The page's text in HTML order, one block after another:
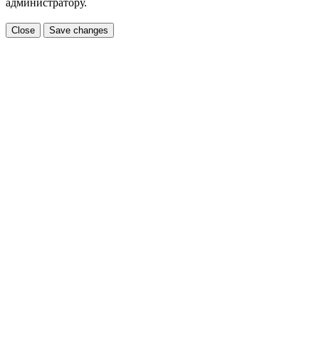
администратору.
Close Save changes